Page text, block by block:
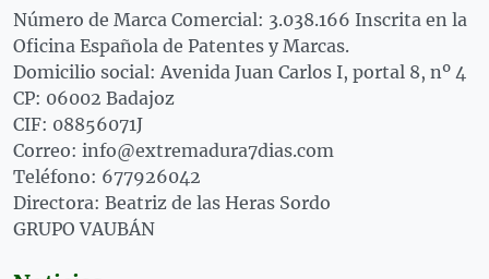
Número de Marca Comercial: 3.038.166 Inscrita en la
Oficina Española de Patentes y Marcas.
Domicilio social: Avenida Juan Carlos I, portal 8, nº 4
CP: 06002 Badajoz
CIF: 08856071J
Correo: info@extremadura7dias.com
Teléfono: 677926042
Directora: Beatriz de las Heras Sordo
GRUPO VAUBÁN